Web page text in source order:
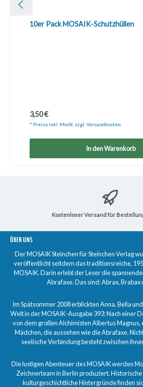
10er Pack MOSAIK-Schutzhüllen
Regulärer Preis:
3,50 €
* Preise inkl. MwSt. zzgl. Versandkosten
In den Warenkorb
Kostenloser Versand für
ÜBER UNS
Der MOSAIK Steinchen für Steinchen Verlag
veröffentlicht seitdem das traditionsreiche,
MOSAIK. Darin erlebt der Leser die
Abrafaxe. Das sind: Abrax, Brabax
Im Spätsommer 2008 erblickten Anna, Bella
Welt in der MOSAIK-Ausgabe 393: Nach einer
von dem großen Alchimisten Albertus
Mädchen, die aussehen wie die Abrafaxe.
seelische Verbindung besteht zwischen
Die lustigen Abenteuer des MOSAIK werden
Zeichnerteam in Berlin produziert.
kulturgeschichtliche Hintergründe finden